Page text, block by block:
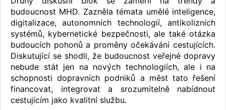
budoucnost MHD. Zazněla témata umělé inteligence,
digitalizace, autonomních technologií, antikolizních
systémů, kybernetické bezpečnosti, ale také otázka
budoucích pohonů a proměny očekávání cestujících.
Diskutující se shodli, že budoucnost veřejné dopravy
nebude stát jen na nových technologiích, ale i na
schopnosti dopravních podniků a měst tato řešení
financovat, integrovat a srozumitelně nabídnout
cestujícím jako kvalitní službu.